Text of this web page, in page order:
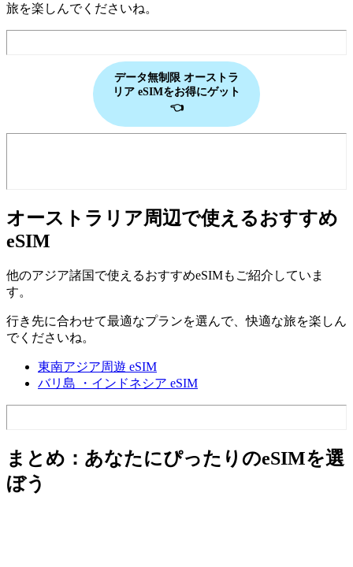
旅を楽しんでくださいね。
データ無制限 オーストラ
リア eSIMをお得にゲット
👈
オーストラリア周辺で使えるおすすめ
eSIM
他のアジア諸国で使えるおすすめeSIMもご紹介していま
す。
行き先に合わせて最適なプランを選んで、快適な旅を楽しん
でくださいね。
東南アジア周遊 eSIM
バリ島 ・インドネシア eSIM
まとめ：あなたにぴったりのeSIMを選
ぼう